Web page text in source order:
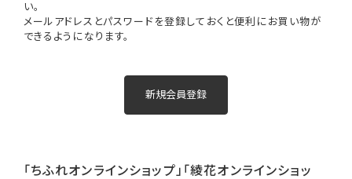
い。
メールアドレスとパスワードを登録しておくと便利にお買い物が
できるようになります。
「ちふれオンラインショップ」「綾花オンラインショッ